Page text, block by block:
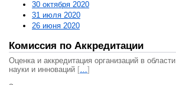
30 октября 2020
31 июля 2020
26 июня 2020
Комиссия по Аккредитации
Оценка и аккредитация организаций в области
науки и инноваций […]